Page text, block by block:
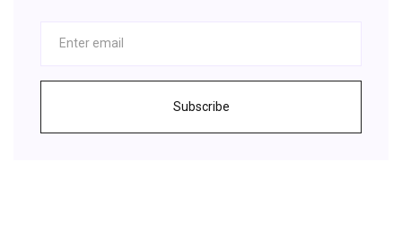
Subscribe